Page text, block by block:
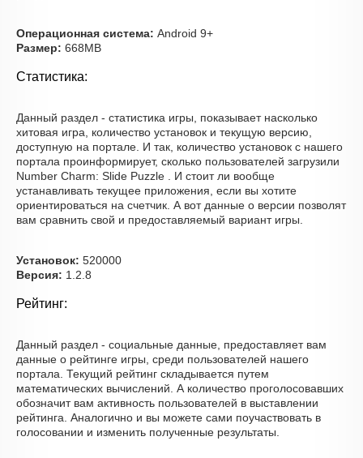
Операционная система: Android 9+
Размер: 668MB
Статистика:
Данный раздел - статистика игры, показывает насколько
хитовая игра, количество установок и текущую версию,
доступную на портале. И так, количество установок с нашего
портала проинформирует, сколько пользователей загрузили
Number Charm: Slide Puzzle . И стоит ли вообще
устанавливать текущее приложения, если вы хотите
ориентироваться на счетчик. А вот данные о версии позволят
вам сравнить свой и предоставляемый вариант игры.
Установок: 520000
Версия: 1.2.8
Рейтинг:
Данный раздел - социальные данные, предоставляет вам
данные о рейтинге игры, среди пользователей нашего
портала. Текущий рейтинг складывается путем
математических вычислений. А количество проголосовавших
обозначит вам активность пользователей в выставлении
рейтинга. Аналогично и вы можете сами поучаствовать в
голосовании и изменить полученные результаты.